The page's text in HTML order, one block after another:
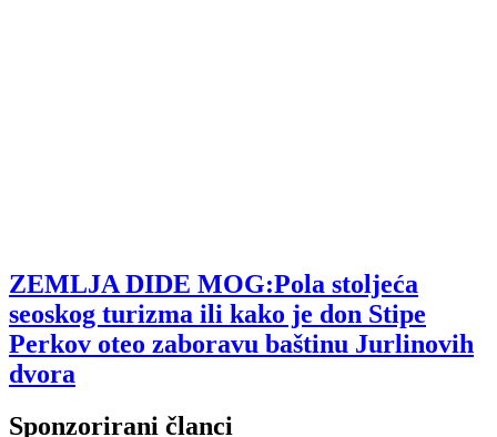
ZEMLJA DIDE MOG:Pola stoljeća
seoskog turizma ili kako je don Stipe
Perkov oteo zaboravu baštinu Jurlinovih
dvora
Sponzorirani članci